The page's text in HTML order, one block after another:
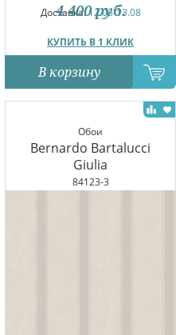
Доставка:12.08-13.08
КУПИТЬ В 1 КЛИК
4 400 руб.
В корзину
Обои
Bernardo Bartalucci
Giulia
84123-3